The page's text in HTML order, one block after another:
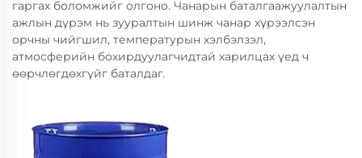
гаргах боломжийг олгоно. Чанарын баталгаажуулалтын
ажлын дүрэм нь зууралтын шинж чанар хүрээлсэн
орчны чийгшил, температурын хэлбэлзэл,
атмосферийн бохирдуулагчидтай харилцах үед ч
өөрчлөгдөхгүйг баталдаг.